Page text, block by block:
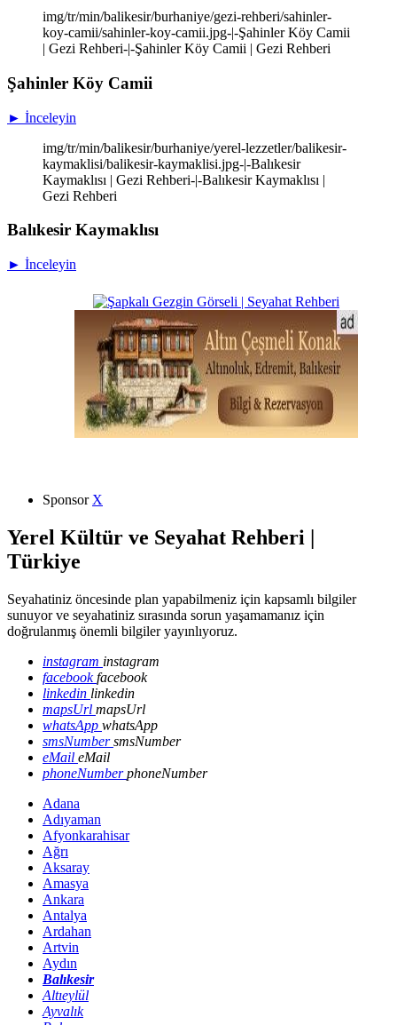
img/tr/min/balikesir/burhaniye/gezi-rehberi/sahinler-
koy-camii/sahinler-koy-camii.jpg-|-Şahinler Köy Camii
| Gezi Rehberi-|-Şahinler Köy Camii | Gezi Rehberi
Şahinler Köy Camii
► İnceleyin
img/tr/min/balikesir/burhaniye/yerel-lezzetler/balikesir-
kaymaklisi/balikesir-kaymaklisi.jpg-|-Balıkesir
Kaymaklısı | Gezi Rehberi-|-Balıkesir Kaymaklısı |
Gezi Rehberi
Balıkesir Kaymaklısı
► İnceleyin
Sponsor X
Yerel Kültür ve Seyahat Rehberi |
Türkiye
Seyahatiniz öncesinde plan yapabilmeniz için kapsamlı bilgiler
sunuyor ve seyahatiniz sırasında sorun yaşamamanız için
doğrulanmış önemli bilgiler yayınlıyoruz.
instagram instagram
facebookfacebook
linkedin linkedin
mapsUrl mapsUrl
whatsApp whatsApp
smsNumbersmsNumber
eMail eMail
phoneNumberphoneNumber
Adana
Adıyaman
Afyonkarahisar
Ağrı
Aksaray
Amasya
Ankara
Antalya
Ardahan
Artvin
Aydın
Balıkesir
Altıeylül
Ayvalık